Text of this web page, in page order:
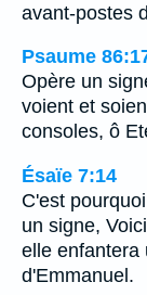
avant-postes
Psaume
Opère un
voient et
consoles, ô
Ésaïe 7:14
C'est
un signe,
elle enfantera
d'Emmanuel.